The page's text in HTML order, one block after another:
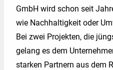
GmbH wird schon seit
wie Nachhaltigkeit oder
Bei zwei Projekten, die
gelang es dem
starken Partnern aus dem